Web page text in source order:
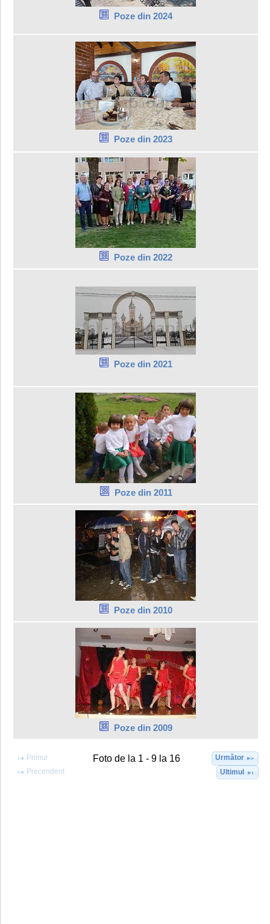
Poze din 2024
Poze din 2023
Poze din 2022
Poze din 2021
Poze din 2011
Poze din 2010
Poze din 2009
Primul
Precendent
Foto de la 1 - 9 la 16
Următor
Ultimul